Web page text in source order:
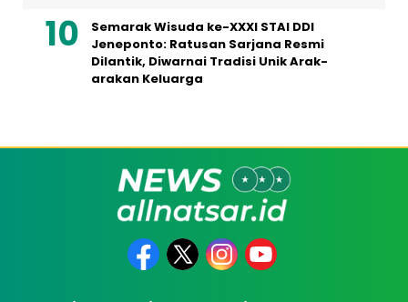
Semarak Wisuda ke-XXXI STAI DDI
Jeneponto: Ratusan Sarjana Resmi
Dilantik, Diwarnai Tradisi Unik Arak-
arakan Keluarga